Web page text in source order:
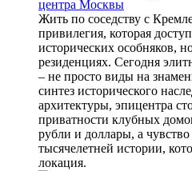
центра Москвы
Жить по соседству с
привилегия, которая
исторических особняков,
резиденциях. Сегодня
– не просто виды на
синтез исторического
архитектуры, эпицентра
приватности клубных
рубли и доллары, а
тысячелетней истории,
локация.